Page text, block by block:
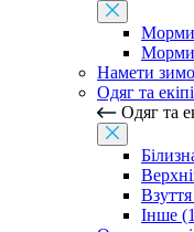
Намети
Одяг та
Одяг та
Інше